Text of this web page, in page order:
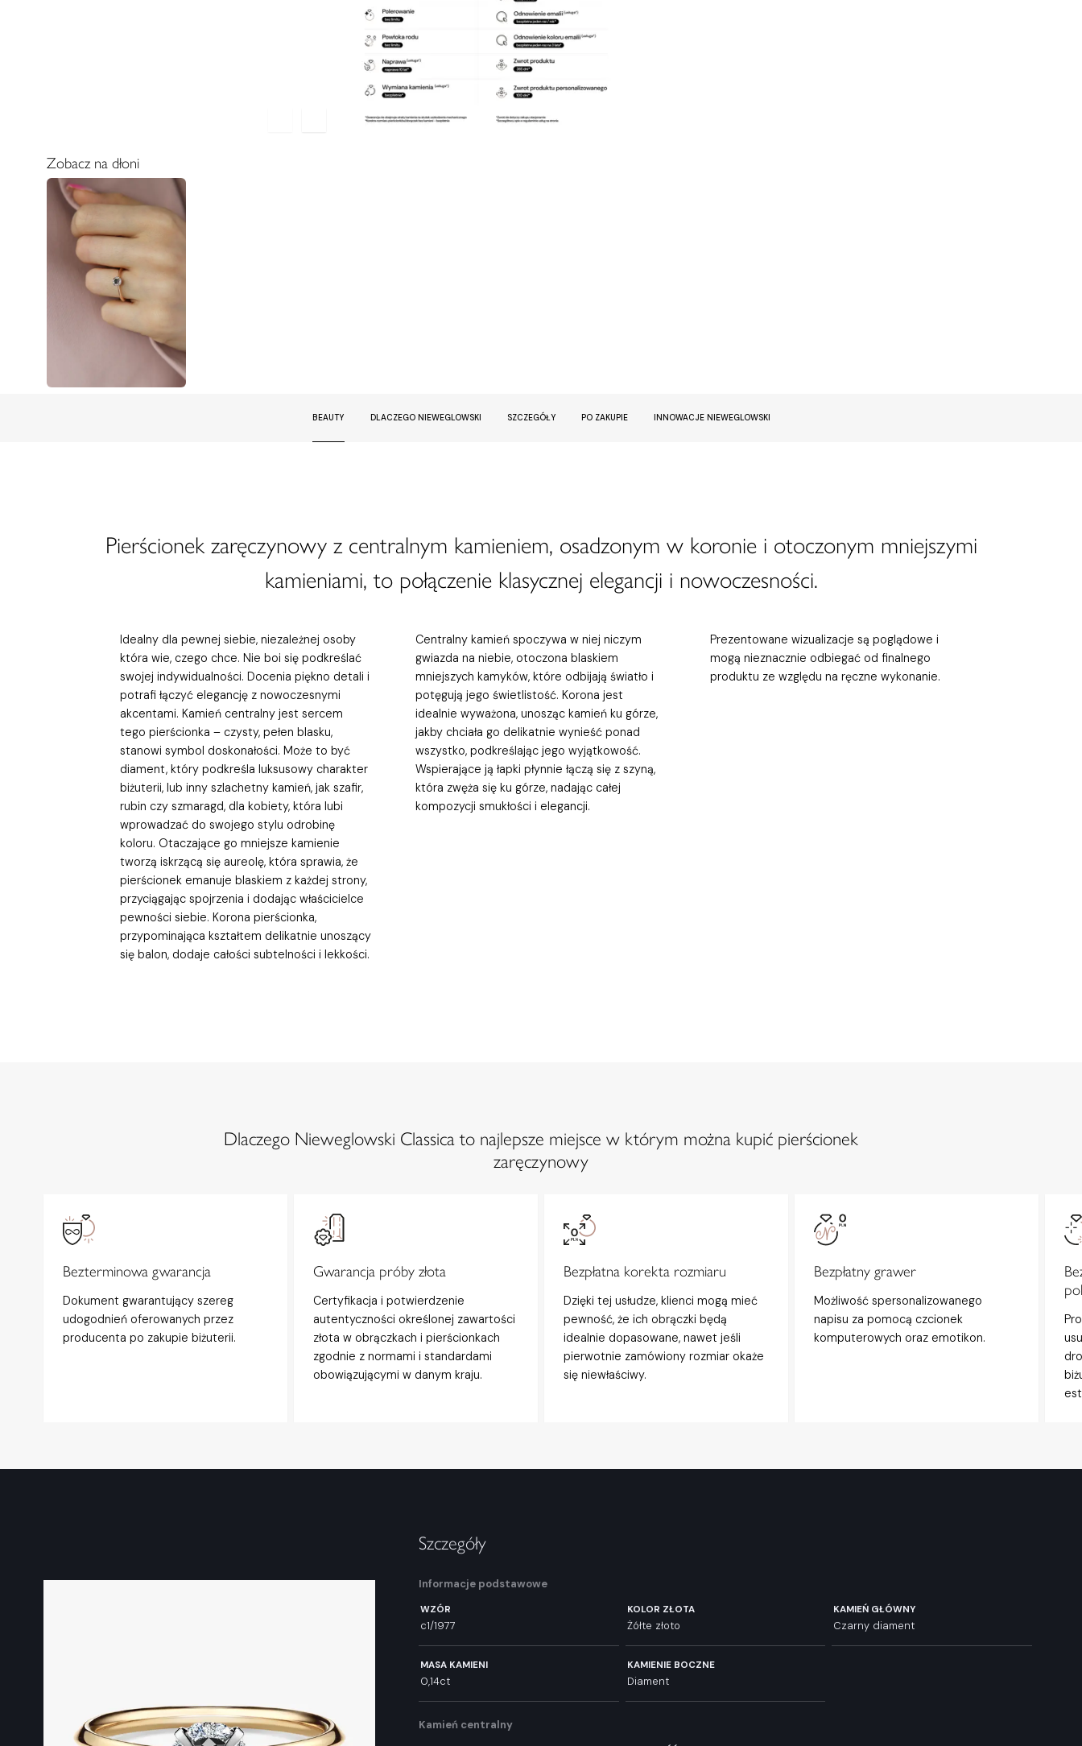
Zobacz na dłoni
BEAUTY DLACZEGO NIEWEGLOWSKI SZCZEGÓŁY PO ZAKUPIE INNOWACJE NIEWEGLOWSKI
Pierścionek zaręczynowy z centralnym kamieniem, osadzonym w koronie i otoczonym mniejszymi
kamieniami, to połączenie klasycznej elegancji i nowoczesności.
Idealny dla pewnej siebie, niezależnej osoby
która wie, czego chce. Nie boi się podkreślać
swojej indywidualności. Docenia piękno detali i
potrafi łączyć elegancję z nowoczesnymi
akcentami. Kamień centralny jest sercem
tego pierścionka – czysty, pełen blasku,
stanowi symbol doskonałości. Może to być
diament, który podkreśla luksusowy charakter
biżuterii, lub inny szlachetny kamień, jak szafir,
rubin czy szmaragd, dla kobiety, która lubi
wprowadzać do swojego stylu odrobinę
koloru. Otaczające go mniejsze kamienie
tworzą iskrzącą się aureolę, która sprawia, że
pierścionek emanuje blaskiem z każdej strony,
przyciągając spojrzenia i dodając właścicielce
pewności siebie. Korona pierścionka,
przypominająca kształtem delikatnie unoszący
się balon, dodaje całości subtelności i lekkości.
Centralny kamień spoczywa w niej niczym
gwiazda na niebie, otoczona blaskiem
mniejszych kamyków, które odbijają światło i
potęgują jego świetlistość. Korona jest
idealnie wyważona, unosząc kamień ku górze,
jakby chciała go delikatnie wynieść ponad
wszystko, podkreślając jego wyjątkowość.
Wspierające ją łapki płynnie łączą się z szyną,
która zwęża się ku górze, nadając całej
kompozycji smukłości i elegancji.
Prezentowane wizualizacje są poglądowe i
mogą nieznacznie odbiegać od finalnego
produktu ze względu na ręczne wykonanie.
Dlaczego Nieweglowski Classica to najlepsze miejsce w którym można kupić pierścionek
zaręczynowy
Bezterminowa gwarancja
Dokument gwarantujący szereg
udogodnień oferowanych przez
producenta po zakupie biżuterii.
Gwarancja próby złota
Certyfikacja i potwierdzenie
autentyczności określonej zawartości
złota w obrączkach i pierścionkach
zgodnie z normami i standardami
obowiązującymi w danym kraju.
Bezpłatna korekta rozmiaru
Dzięki tej usłudze, klienci mogą mieć
pewność, że ich obrączki będą
idealnie dopasowane, nawet jeśli
pierwotnie zamówiony rozmiar okaże
się niewłaściwy.
Bezpłatny grawer
Możliwość spersonalizowanego
napisu za pomocą czcionek
komputerowych oraz emotikon.
Szczegóły
Informacje podstawowe
WZÓR
c1/1977
KOLOR ZŁOTA
Żółte złoto
KAMIEŃ GŁÓWNY
Czarny diament
MASA KAMIENI
0,14ct
KAMIENIE BOCZNE
Diament
Kamień centralny